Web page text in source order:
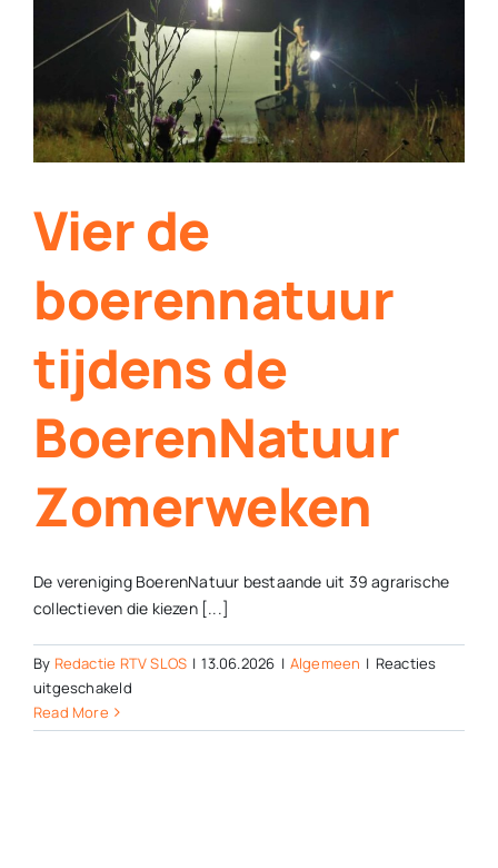
Contact
Plaats je eigen nieuws
Vier de
boerennatuur
tijdens de
BoerenNatuur
Zomerweken
De vereniging BoerenNatuur bestaande uit 39 agrarische
collectieven die kiezen [...]
By Redactie RTV SLOS | 13.06.2026 | Algemeen | Reacties
uitgeschakeldvoor
de
Read More